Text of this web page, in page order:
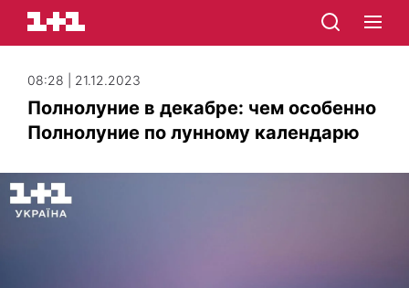
08:28 | 21.12.2023
Полнолуние в декабре: чем особенно
Полнолуние по лунному календарю